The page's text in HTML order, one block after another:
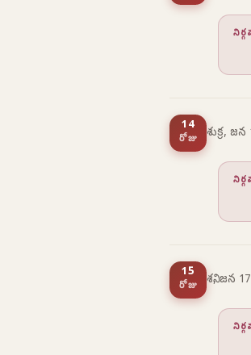
14
రోజు శుక్ర, జన
15
రోజు శని, జన 17